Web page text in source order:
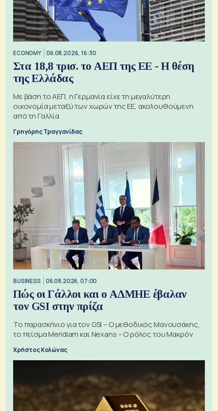
ECONOMY 06.08.2026, 16:30
Στα 18,8 τρισ. το ΑΕΠ της ΕΕ - Η θέση
της Ελλάδας
Με βάση το ΑΕΠ, η Γερμανία είχε τη μεγαλύτερη
οικονομία μεταξύ των χωρών της ΕΕ, ακολουθούμενη
από τη Γαλλία
Γρηγόρης Τραγγανίδας
BUSINESS 06.08.2026, 07:00
Πώς οι Γάλλοι και ο ΑΔΜΗΕ έβαλαν
τον GSI στην πρίζα
Το παρασκήνιο για τον GSI – Ο μεθοδικός Μανουσάκης,
το πείσμα Meridiam και Nexans – Ο ρόλος του Μακρόν
Χρήστος Κολώνας